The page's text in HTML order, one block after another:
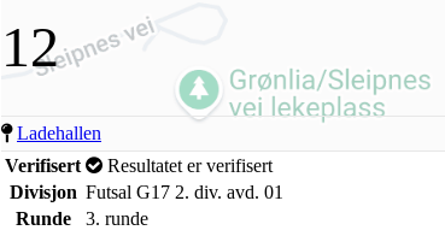
12
Ladehallen
Verifisert
Resultatet er verifisert
Divisjon Futsal G17 2. div. avd. 01
Runde
3. runde